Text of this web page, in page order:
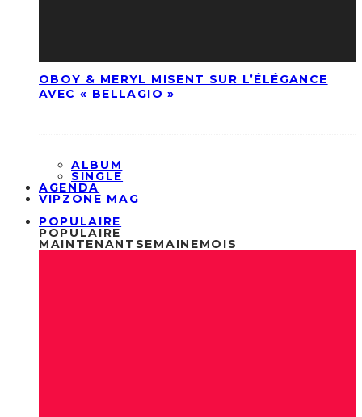
OBOY & MERYL MISENT SUR L’ÉLÉGANCE
AVEC « BELLAGIO »
ALBUM
SINGLE
AGENDA
VIPZONE MAG
POPULAIRE
POPULAIRE
MAINTENANT SEMAINEMOIS